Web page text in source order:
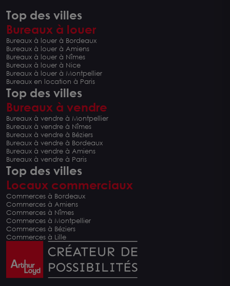
Top des villes
Bureaux à louer
Bureaux à louer à Bordeaux
Bureaux à louer à Amiens
Bureaux à louer à Nîmes
Bureaux à louer à Nice
Bureaux à louer à Montpellier
Bureaux en location à Paris
Top des villes
Bureaux à vendre
Bureaux à vendre à Montpellier
Bureaux à vendre à Nîmes
Bureaux à vendre à Béziers
Bureaux à vendre à Bordeaux
Bureaux à vendre à Amiens
Bureaux à vendre à Paris
Top des villes
Locaux commerciaux
Commerces à Bordeaux
Commerces à Amiens
Commerces à Nîmes
Commerces à Montpellier
Commerces à Béziers
Commerces à Lille